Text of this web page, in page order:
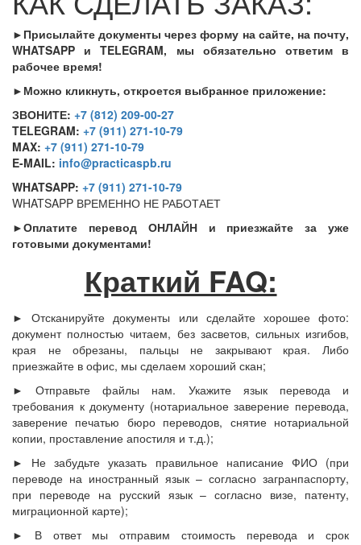
►Присылайте документы через форму на сайте, на почту,
WHATSAPP и TELEGRAM, мы обязательно ответим в
рабочее время!
►Можно кликнуть, откроется выбранное приложение:
ЗВОНИТЕ: +7 (812) 209-00-27
TELEGRAM: +7 (911) 271-10-79
MAX: +7 (911) 271-10-79
E-MAIL: info@practicaspb.ru
WHATSAPP: +7 (911) 271-10-79
WHATSAPP ВРЕМЕННО НЕ РАБОТАЕТ
►Оплатите перевод ОНЛАЙН и приезжайте за уже
готовыми документами!
Краткий FAQ:
► Отсканируйте документы или сделайте хорошее фото:
документ полностью читаем, без засветов, сильных изгибов,
края не обрезаны, пальцы не закрывают края. Либо
приезжайте в офис, мы сделаем хороший скан;
► Отправьте файлы нам. Укажите язык перевода и
требования к документу (нотариальное заверение перевода,
заверение печатью бюро переводов, снятие нотариальной
копии, проставление апостиля и т.д.);
► Не забудьте указать правильное написание ФИО (при
переводе на иностранный язык – согласно загранпаспорту,
при переводе на русский язык – согласно визе, патенту,
миграционной карте);
► В ответ мы отправим стоимость перевода и срок